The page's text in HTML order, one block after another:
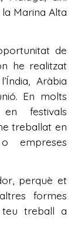
Marina Alta
de
he realitzat
Aràbia
En molts
festivals
treballat en
empreses
perquè et
formes
teu treball a